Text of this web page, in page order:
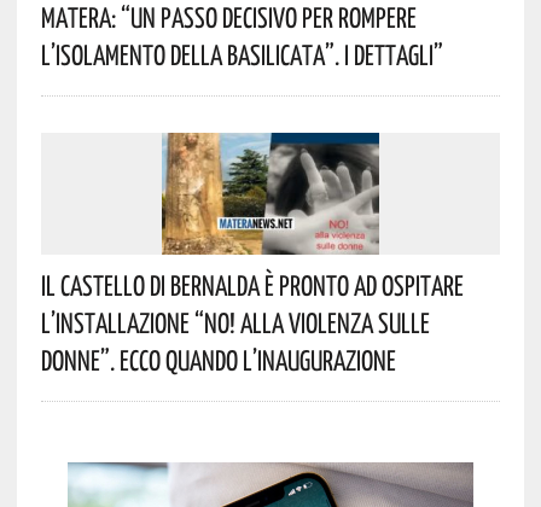
Matera: “Un Passo Decisivo Per Rompere
L’isolamento Della Basilicata”. I Dettagli”
Il Castello Di Bernalda È Pronto Ad Ospitare
L’installazione “NO! Alla Violenza Sulle
Donne”. Ecco Quando L’inaugurazione